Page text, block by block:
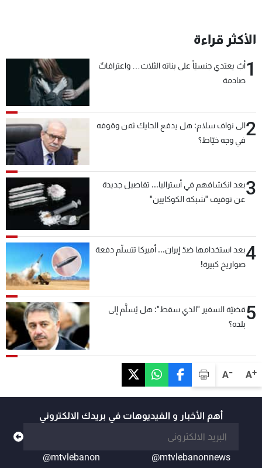
A+
A-
الأكثر قراءة
1أبٌ يعتدي جنسيّاً على بناته الثلاث… واعترافاتٌ
صادمة
2الى نواف سلام: هل يدفع الحايك ثمن وقوفه
في وجه خيّاط؟
3بعد انكشافهم في أستراليا... تفاصيل جديدة
عن توقيف "شبكة الكوكايين"
4بعد استخدامها ضدّ إيران... أميركا تتسلّم دفعة
صواريخ كبيرة!
5قضيّة السفير "الذي سقط": هل يُسلَّم إلى
بلده؟
أهم الأخبار و الفيديوهات في بريدك الالكتروني
@mtvlebanonnews
@mtvlebanon